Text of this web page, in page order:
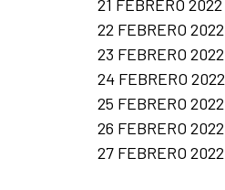
21 FEBRERO 2022
22 FEBRERO 2022
23 FEBRERO 2022
24 FEBRERO 2022
25 FEBRERO 2022
26 FEBRERO 2022
27 FEBRERO 2022